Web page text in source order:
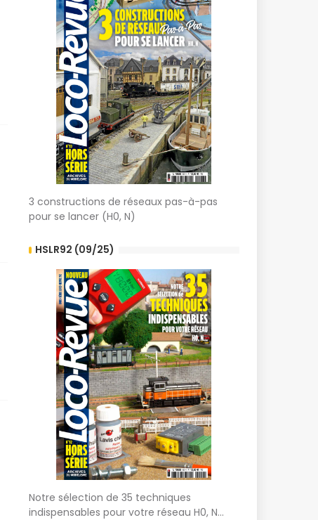
3 constructions de réseaux pas-à-pas
pour se lancer (H0, N)
HSLR92 (09/25)
Notre sélection de 35 techniques
indispensables pour votre réseau H0, N...